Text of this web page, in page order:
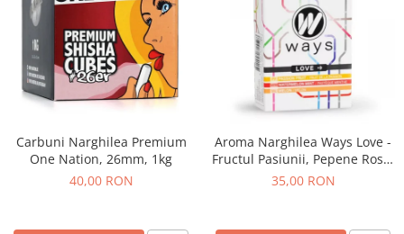
Carbuni Narghilea Premium
One Nation, 26mm, 1kg
40,00 RON
Aroma Narghilea Ways Love -
Fructul Pasiunii, Pepene Rosu,
Galben si Menta, 50gr
35,00 RON